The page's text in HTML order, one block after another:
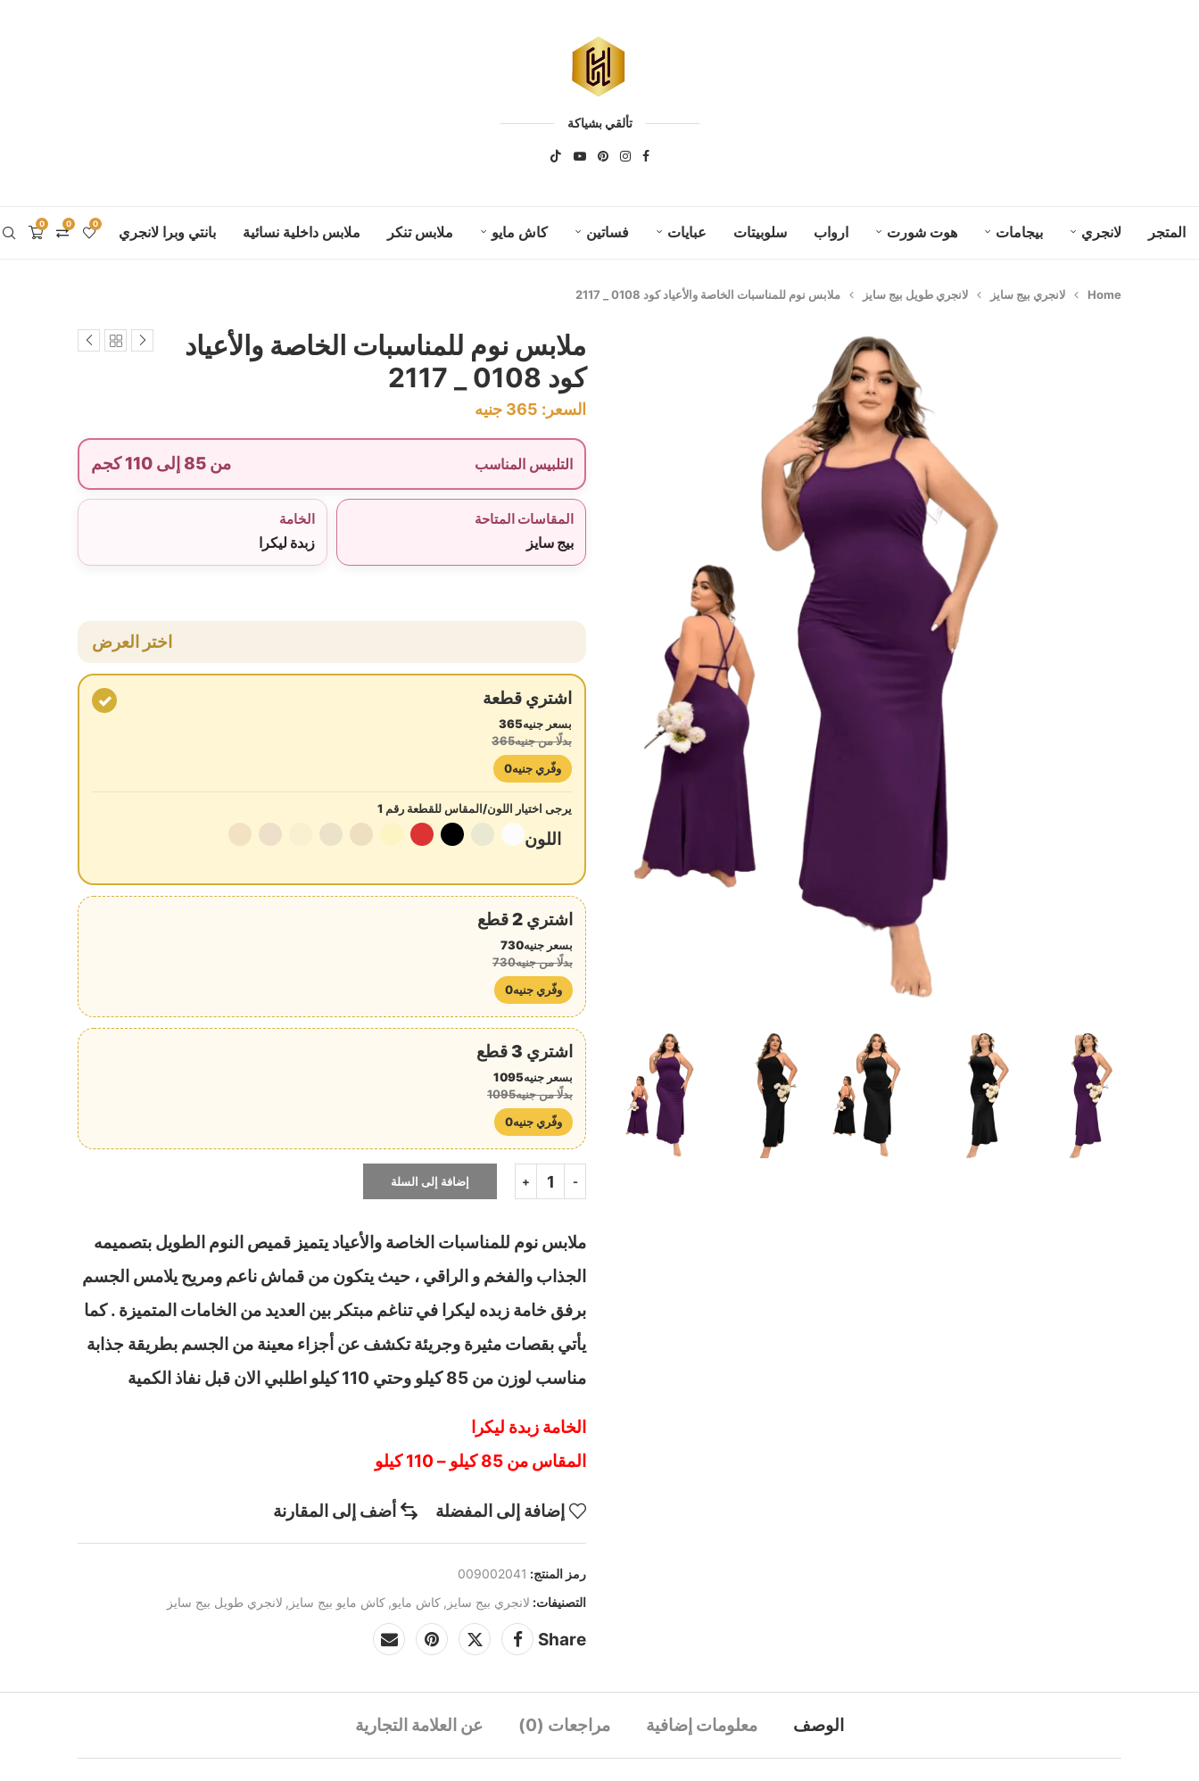
تألقي بشياكة
المتجر لانجري بيجامات هوت شورت ارواب سلوبيتات عبايات فساتين كاش مايو ملابس تنكر ملابس داخلية نسائية بانتي وبرا لانجري 0 0 0
Home لانجري بيج سايز لانجري طويل بيج سايز ملابس نوم للمناسبات الخاصة والأعياد كود 0108 _ 2117
ملابس نوم للمناسبات الخاصة والأعياد
كود 0108 _ 2117
السعر: 365 جنيه
التلبيس المناسب من 85 إلى 110 كجم
المقاسات المتاحة
بيج سايز
الخامة
زبدة ليكرا
اختر العرض
اشتري قطعة
بسعر جنيه365
بدلًا من جنيه365
وفّري جنيه0
✓
يرجى اختيار اللون/المقاس للقطعة رقم 1
اللون
اشتري 2 قطع
بسعر جنيه730
بدلًا من جنيه730
وفّري جنيه0
اشتري 3 قطع
بسعر جنيه1095
بدلًا من جنيه1095
وفّري جنيه0
إضافة إلى السلة
ملابس نوم للمناسبات الخاصة والأعياد يتميز قميص النوم الطويل بتصميمه
الجذاب والفخم و الراقي ، حيث يتكون من قماش ناعم ومريح يلامس الجسم
برفق خامة زبده ليكرا في تناغم مبتكر بين العديد من الخامات المتميزة . كما
يأتي بقصات مثيرة وجريئة تكشف عن أجزاء معينة من الجسم بطريقة جذابة
مناسب لوزن من 85 كيلو وحتي 110 كيلو اطلبي الان قبل نفاذ الكمية
الخامة زبدة ليكرا
المقاس من 85 كيلو – 110 كيلو
إضافة إلى المفضلة أضف إلى المقارنة
رمز المنتج: 009002041
التصنيفات: لانجري بيج سايز , كاش مايو, كاش مايو بيج سايز , لانجري طويل بيج سايز
Share
الوصف معلومات إضافية مراجعات (0) عن العلامة التجارية